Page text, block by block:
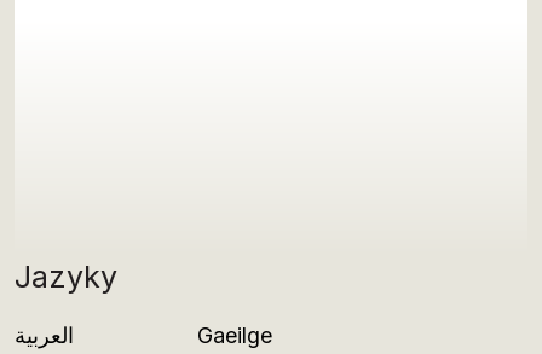
Jazyky
العربية
Gaeilge